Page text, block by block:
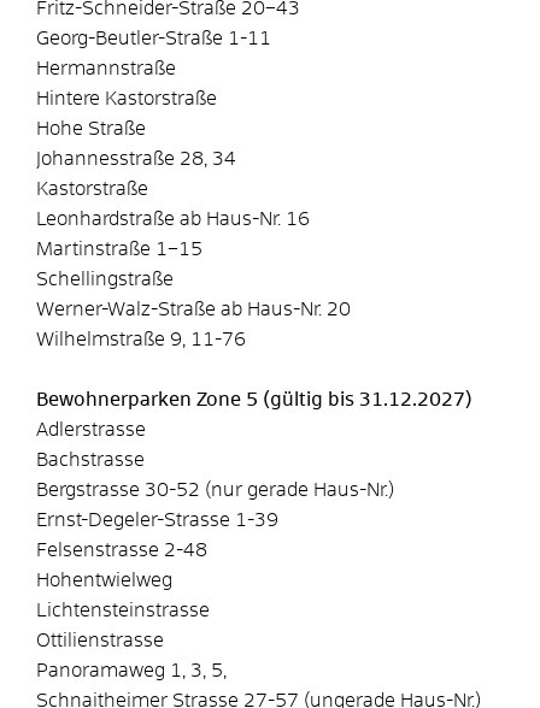
Fritz-Schneider-Straße 20–43
Georg-Beutler-Straße 1-11
Hermannstraße
Hintere Kastorstraße
Hohe Straße
Johannesstraße 28, 34
Kastorstraße
Leonhardstraße ab Haus-Nr. 16
Martinstraße 1–15
Schellingstraße
Werner-Walz-Straße ab Haus-Nr. 20
Wilhelmstraße 9, 11-76
Bewohnerparken Zone 5 (gültig bis 31.12.2027)
Adlerstrasse
Bachstrasse
Bergstrasse 30-52 (nur gerade Haus-Nr.)
Ernst-Degeler-Strasse 1-39
Felsenstrasse 2-48
Hohentwielweg
Lichtensteinstrasse
Ottilienstrasse
Panoramaweg 1, 3, 5,
Schnaitheimer Strasse 27-57 (ungerade Haus-Nr.)